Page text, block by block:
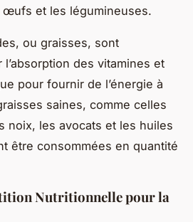
œufs et les légumineuses.
ou graisses, sont
des vitamines et
pour fournir de l’énergie à
saines, comme celles
noix, les avocats et les huiles
être consommées en quantité
Nutritionnelle pour la